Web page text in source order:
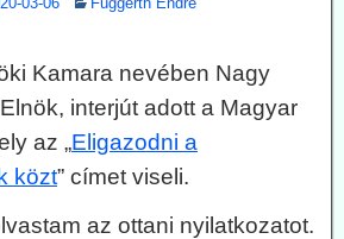
Kamara nevében Nagy
interjút adott a Magyar
az „Eligazodni a
közt” címet viseli.
az ottani nyilatkozatot.